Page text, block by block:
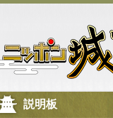
説明板